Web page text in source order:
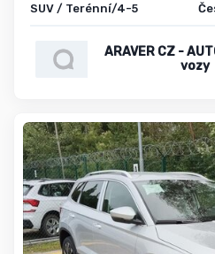
SUV / Terénní/4-5
ARAVER CZ -
vozy